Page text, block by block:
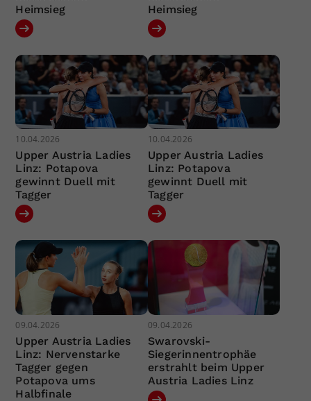
Heimsieg
Heimsieg
10.04.2026
Upper Austria Ladies
Linz: Potapova
gewinnt Duell mit
Tagger
10.04.2026
Upper Austria Ladies
Linz: Potapova
gewinnt Duell mit
Tagger
09.04.2026
Upper Austria Ladies
Linz: Nervenstarke
Tagger gegen
Potapova ums
Halbfinale
09.04.2026
Swarovski-
Siegerinnentrophäe
erstrahlt beim Upper
Austria Ladies Linz